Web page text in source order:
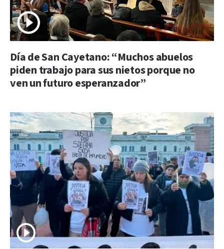
Día de San Cayetano: “Muchos abuelos
piden trabajo para sus nietos porque no
ven un futuro esperanzador”